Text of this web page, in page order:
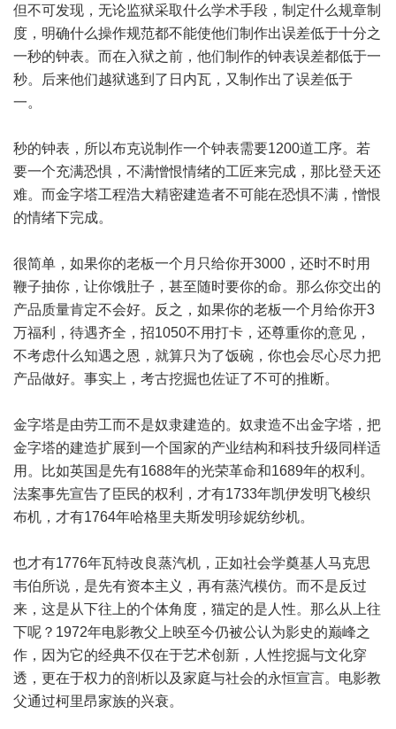
但不可发现，无论监狱采取什么学术手段，制定什么规章制
度，明确什么操作规范都不能使他们制作出误差低于十分之
一秒的钟表。而在入狱之前，他们制作的钟表误差都低于一
秒。后来他们越狱逃到了日内瓦，又制作出了误差低于
一。
秒的钟表，所以布克说制作一个钟表需要1200道工序。若
要一个充满恐惧，不满憎恨情绪的工匠来完成，那比登天还
难。而金字塔工程浩大精密建造者不可能在恐惧不满，憎恨
的情绪下完成。
很简单，如果你的老板一个月只给你开3000，还时不时用
鞭子抽你，让你饿肚子，甚至随时要你的命。那么你交出的
产品质量肯定不会好。反之，如果你的老板一个月给你开3
万福利，待遇齐全，招1050不用打卡，还尊重你的意见，
不考虑什么知遇之恩，就算只为了饭碗，你也会尽心尽力把
产品做好。事实上，考古挖掘也佐证了不可的推断。
金字塔是由劳工而不是奴隶建造的。奴隶造不出金字塔，把
金字塔的建造扩展到一个国家的产业结构和科技升级同样适
用。比如英国是先有1688年的光荣革命和1689年的权利。
法案事先宣告了臣民的权利，才有1733年凯伊发明飞梭织
布机，才有1764年哈格里夫斯发明珍妮纺纱机。
也才有1776年瓦特改良蒸汽机，正如社会学奠基人马克思
韦伯所说，是先有资本主义，再有蒸汽模仿。而不是反过
来，这是从下往上的个体角度，猫定的是人性。那么从上往
下呢？1972年电影教父上映至今仍被公认为影史的巅峰之
作，因为它的经典不仅在于艺术创新，人性挖掘与文化穿
透，更在于权力的剖析以及家庭与社会的永恒宣言。电影教
父通过柯里昂家族的兴衰。